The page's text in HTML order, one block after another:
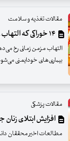
مقالات تغذیه و سلامت
التهاب مزمن زمانی رخ
بیماری‌های خودایمنی
مقالات پزشکی
افزایش ابتلای